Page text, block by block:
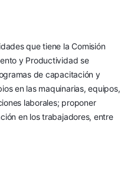
que tiene la Comisión
y Productividad se
de capacitación y
en las maquinarias, equipos,
laborales; proponer
en los trabajadores, entre